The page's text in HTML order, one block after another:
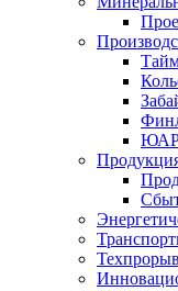
ЮАР
Техпрорыв